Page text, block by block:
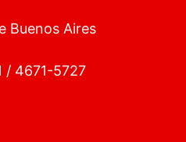
Buenos Aires
/ 4671-5727